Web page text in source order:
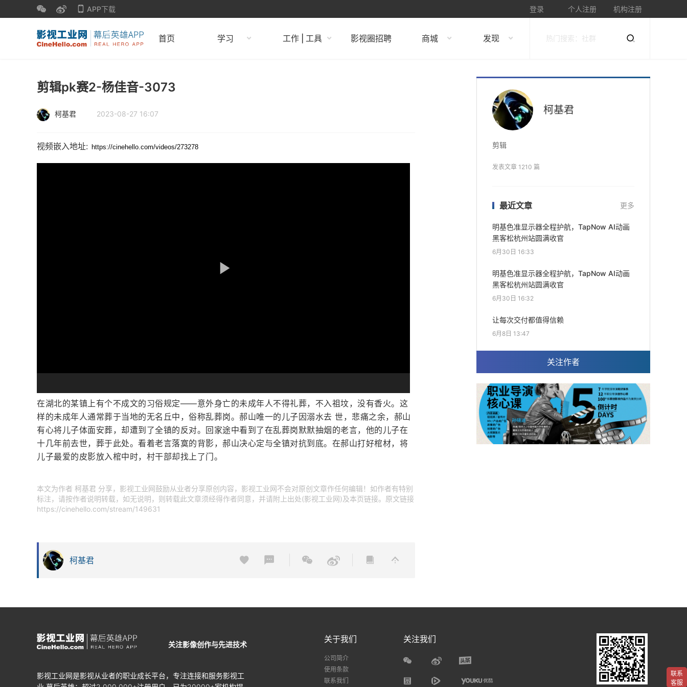
APP下载 登录 个人注册 机构注册
首页 学习 工作 | 工具 影视圈招聘 商城 发现
剪辑pk赛2-杨佳音-3073
柯基君 2023-08-27 16:07
视频嵌入地址:
在湖北的某镇上有个不成文的习俗规定——意外身亡的未成年人不得礼葬，不入祖坟，没有香火。这
样的未成年人通常葬于当地的无名丘中，俗称乱葬岗。郝山唯一的儿子因溺水去 世，悲痛之余，郝山
有心将儿子体面安葬，却遭到了全镇的反对。回家途中看到了在乱葬岗默默抽烟的老言，他的儿子在
十几年前去世，葬于此处。看着老言落寞的背影，郝山决心定与全镇对抗到底。在郝山打好棺材，将
儿子最爱的皮影放入棺中时，村干部却找上了门。
本文为作者 柯基君 分享，影视工业网鼓励从业者分享原创内容，影视工业网不会对原创文章作任何编辑！如作者有特别
标注，请按作者说明转载，如无说明，则转载此文章须经得作者同意，并请附上出处(影视工业网)及本页链接。原文链接
https://cinehello.com/stream/149631
柯基君
柯基君
剪辑
发表文章 1210 篇
最近文章 更多
明基色准显示器全程护航，TapNow AI动画
黑客松杭州站圆满收官
6月30日 16:33
明基色准显示器全程护航，TapNow AI动画
黑客松杭州站圆满收官
6月30日 16:32
让每次交付都值得信赖
6月8日 13:47
关注作者
联系
客服
关注影像创作与先进技术
影视工业网是影视从业者的职业成长平台，专注连接和服务影视工
关于我们
公司简介
使用条款
联系我们
关注我们